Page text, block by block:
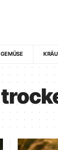
GEMÜSE